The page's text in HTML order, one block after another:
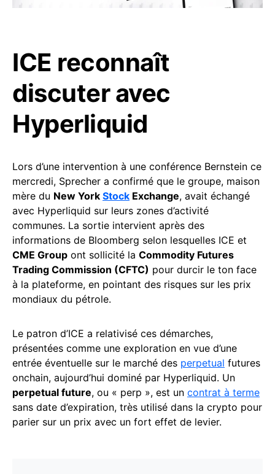
ICE reconnaît
discuter avec
Hyperliquid
Lors d’une intervention à une conférence Bernstein ce
mercredi, Sprecher a confirmé que le groupe, maison
mère du New York Stock Exchange, avait échangé
avec Hyperliquid sur leurs zones d’activité
communes. La sortie intervient après des
informations de Bloomberg selon lesquelles ICE et
CME Group ont sollicité la Commodity Futures
Trading Commission (CFTC) pour durcir le ton face
à la plateforme, en pointant des risques sur les prix
mondiaux du pétrole.
Le patron d’ICE a relativisé ces démarches,
présentées comme une exploration en vue d’une
entrée éventuelle sur le marché des perpetual futures
onchain, aujourd’hui dominé par Hyperliquid. Un
perpetual future, ou « perp », est un contrat à terme
sans date d’expiration, très utilisé dans la crypto pour
parier sur un prix avec un fort effet de levier.